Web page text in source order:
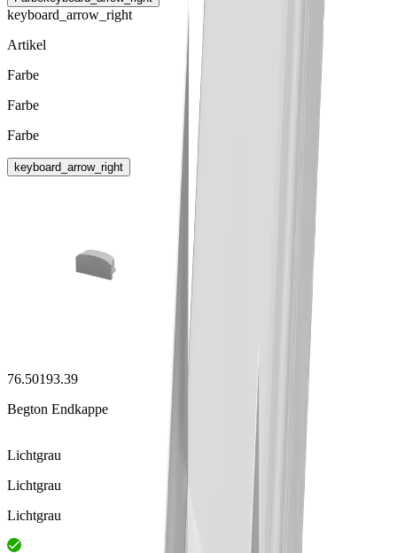
keyboard_arrow_right
Artikel
Farbe
Farbe
Farbe
keyboard_arrow_right
76.50193.39
Begton Endkappe
Lichtgrau
Lichtgrau
Lichtgrau